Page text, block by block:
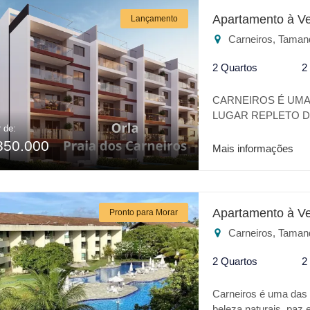
BOULEVARD
PISCINA KIDS *
SAUNA *
SUA ESCOLHA EM
BELISSÍMO
CONFORTO DE
Lançamento
de:
Apartamento à
Carneiros,
2 Quartos 2
CARNEIROS É
LUGAR REPLETO
VERDADEIRO
PRAIA DOS
TENNIS * BEACH
KIDS * LOUNGE *
DE CONVIVÊNCIA
MELHOR CUSTO
Mais informações
Pronto para Morar Apartamento à
Carneiros,
2 Quartos 2
Carneiros é uma